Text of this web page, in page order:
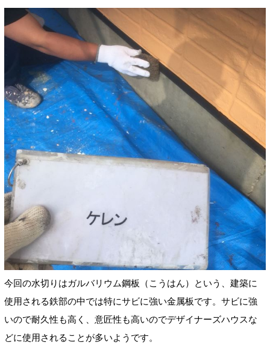
今回の水切りはガルバリウム鋼板（こうはん）という、建築に
使用される鉄部の中では特にサビに強い金属板です。サビに強
いので耐久性も高く、意匠性も高いのでデザイナーズハウスな
どに使用されることが多いようです。